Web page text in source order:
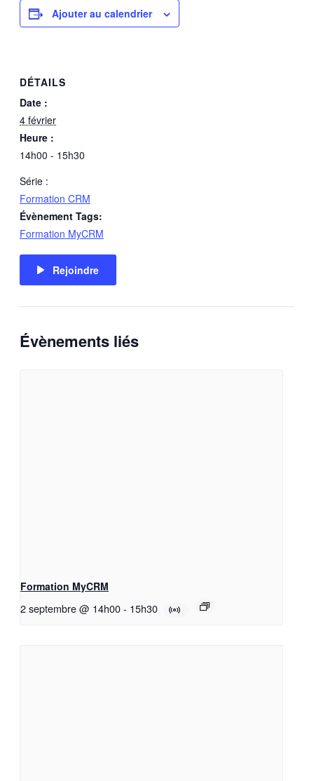
Ajouter au calendrier
DÉTAILS
Date :
4 février
Heure :
14h00 - 15h30
Série :
Formation CRM
Évènement Tags:
Formation MyCRM
Rejoindre
Évènements liés
Formation MyCRM
2 septembre @ 14h00- 15h30